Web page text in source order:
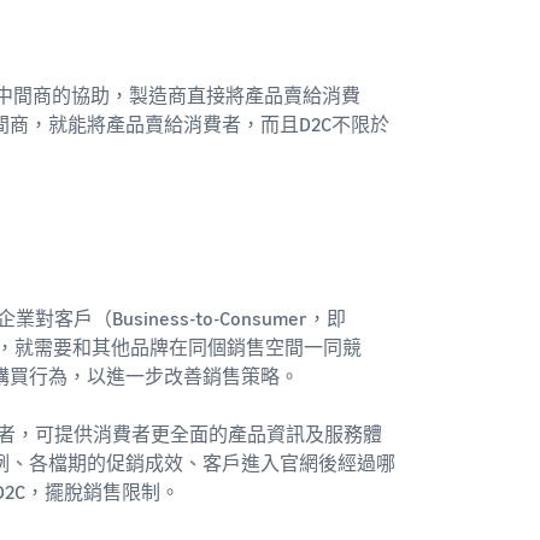
間商的協助，製造商直接將產品賣給消費
商，就能將產品賣給消費者，而且D2C不限於
業對客戶（Business-to-Consumer，即
就需要和其他品牌在同個銷售空間一同競
行為，以進一步改善銷售策略。
，可提供消費者更全面的產品資訊及服務體
各檔期的促銷成效、客戶進入官網後經過哪
，擺脫銷售限制。